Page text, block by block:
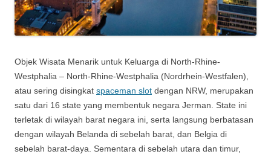
Objek Wisata Menarik untuk Keluarga di North-Rhine-
Westphalia – North-Rhine-Westphalia (Nordrhein-Westfalen),
atau sering disingkat spaceman slot dengan NRW, merupakan
satu dari 16 state yang membentuk negara Jerman. State ini
terletak di wilayah barat negara ini, serta langsung berbatasan
dengan wilayah Belanda di sebelah barat, dan Belgia di
sebelah barat-daya. Sementara di sebelah utara dan timur,